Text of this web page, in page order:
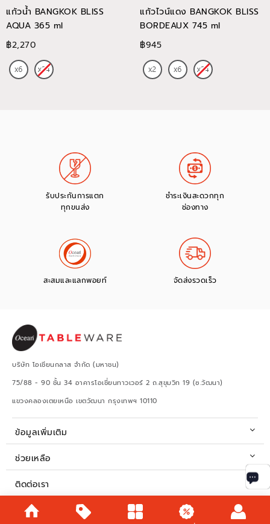
แก้วน้ำ BANGKOK BLISS
AQUA 365 ml
฿2,270
แก้วไวน์แดง BANGKOK BLISS
BORDEAUX 745 ml
฿945
รับประกันการแตก
ทุกขนส่ง
ชำระเงินสะดวกทุก
ช่องทาง
สะสมและแลกพอยท์ จัดส่งรวดเร็ว
บริษัท โอเชียนกลาส จำกัด (มหาชน)
75/88 - 90 ชั้น 34 อาคารโอเชี่ยนทาวเวอร์ 2 ถ.สุขุมวิท 19 (ซ.วัฒนา)
แขวงคลองเตยเหนือ เขตวัฒนา กรุงเทพฯ 10110
ข้อมูลเพิ่มเติม
ช่วยเหลือ
ติดต่อเรา
เวลาทำการ